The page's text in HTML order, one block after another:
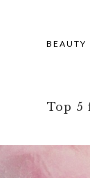
BEAUTY
Top 5